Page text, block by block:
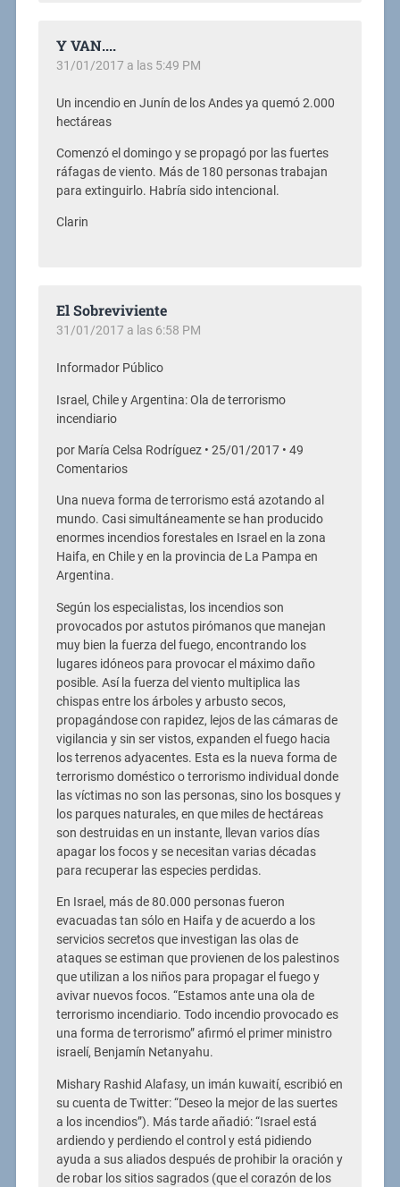
Y VAN....
31/01/2017 a las 5:49 PM
Un incendio en Junín de los Andes ya quemó 2.000
hectáreas
Comenzó el domingo y se propagó por las fuertes
ráfagas de viento. Más de 180 personas trabajan
para extinguirlo. Habría sido intencional.
Clarin
El Sobreviviente
31/01/2017 a las 6:58 PM
Informador Público
Israel, Chile y Argentina: Ola de terrorismo
incendiario
por María Celsa Rodríguez • 25/01/2017 • 49
Comentarios
Una nueva forma de terrorismo está azotando al
mundo. Casi simultáneamente se han producido
enormes incendios forestales en Israel en la zona
Haifa, en Chile y en la provincia de La Pampa en
Argentina.
Según los especialistas, los incendios son
provocados por astutos pirómanos que manejan
muy bien la fuerza del fuego, encontrando los
lugares idóneos para provocar el máximo daño
posible. Así la fuerza del viento multiplica las
chispas entre los árboles y arbusto secos,
propagándose con rapidez, lejos de las cámaras de
vigilancia y sin ser vistos, expanden el fuego hacia
los terrenos adyacentes. Esta es la nueva forma de
terrorismo doméstico o terrorismo individual donde
las víctimas no son las personas, sino los bosques y
los parques naturales, en que miles de hectáreas
son destruidas en un instante, llevan varios días
apagar los focos y se necesitan varias décadas
para recuperar las especies perdidas.
En Israel, más de 80.000 personas fueron
evacuadas tan sólo en Haifa y de acuerdo a los
servicios secretos que investigan las olas de
ataques se estiman que provienen de los palestinos
que utilizan a los niños para propagar el fuego y
avivar nuevos focos. “Estamos ante una ola de
terrorismo incendiario. Todo incendio provocado es
una forma de terrorismo” afirmó el primer ministro
israelí, Benjamín Netanyahu.
Mishary Rashid Alafasy, un imán kuwaití, escribió en
su cuenta de Twitter: “Deseo la mejor de las suertes
a los incendios”). Más tarde añadió: “Israel está
ardiendo y perdiendo el control y está pidiendo
ayuda a sus aliados después de prohibir la oración y
de robar los sitios sagrados (que el corazón de los